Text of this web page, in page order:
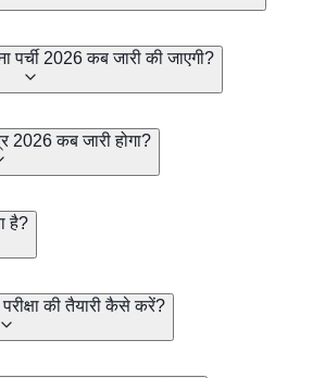
पर्ची 2026 कब जारी की जाएगी?
2026 कब जारी होगा?
है?
की तैयारी कैसे करें?